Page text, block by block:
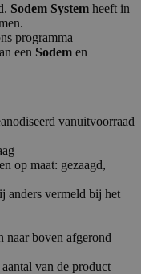
Sodem System heeft in
programma
een Sodem en
vanuitvoorraad
op maat: gezaagd,
anders vermeld bij het
naar boven afgerond
van de product